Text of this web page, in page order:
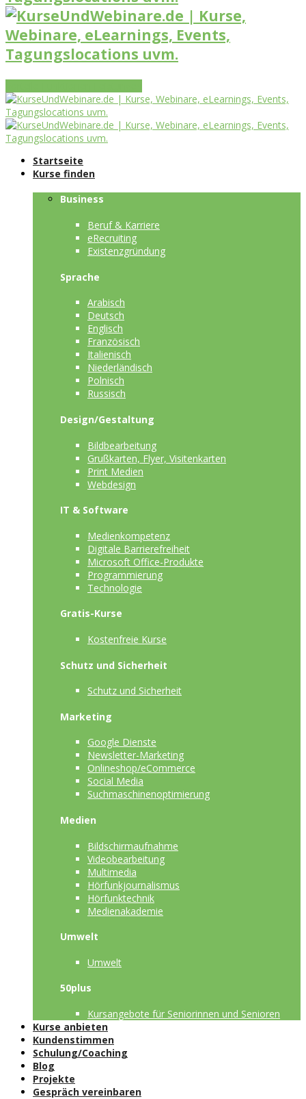
Startseite
Kurse finden
Business
Beruf & Karriere
eRecruiting
Existenzgründung
Sprache
Arabisch
Deutsch
Englisch
Französisch
Italienisch
Niederländisch
Polnisch
Russisch
Design/Gestaltung
Bildbearbeitung
Grußkarten, Flyer, Visitenkarten
Print Medien
Webdesign
IT & Software
Medienkompetenz
Digitale Barrierefreiheit
Microsoft Office-Produkte
Programmierung
Technologie
Gratis-Kurse
Kostenfreie Kurse
Schutz und Sicherheit
Schutz und Sicherheit
Marketing
Google Dienste
Newsletter-Marketing
Onlineshop/eCommerce
Social Media
Suchmaschinenoptimierung
Medien
Bildschirmaufnahme
Videobearbeitung
Multimedia
Hörfunkjournalismus
Hörfunktechnik
Medienakademie
Umwelt
Umwelt
50plus
Kursangebote für Seniorinnen und Senioren
Kurse anbieten
Kundenstimmen
Schulung/Coaching
Blog
Projekte
Gespräch vereinbaren